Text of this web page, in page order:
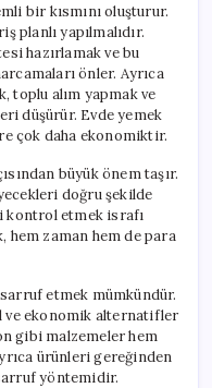
bir kısmını oluşturur.
planlı yapılmalıdır.
hazırlamak ve bu
önler. Ayrıca
toplu alım yapmak ve
düşürür. Evde yemek
çok daha ekonomiktir.
büyük önem taşır.
doğru şekilde
kontrol etmek israfı
hem zaman hem de para
etmek mümkündür.
ve ekonomik alternatifler
gibi malzemeler hem
ürünleri gereğinden
yöntemidir.